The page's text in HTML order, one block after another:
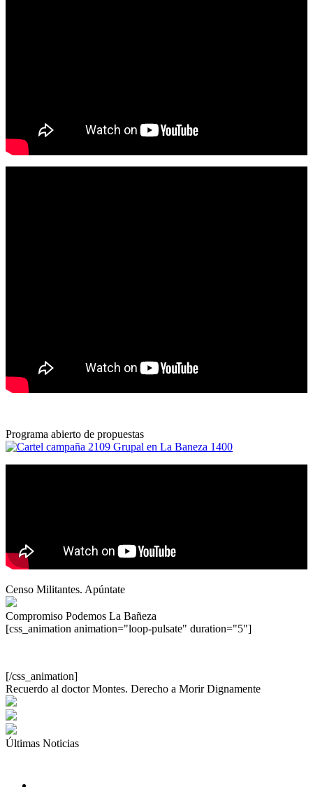
Programa abierto de propuestas
Censo Militantes. Apúntate
Compromiso Podemos La Bañeza
[css_animation animation="loop-pulsate" duration="5"]
[/css_animation]
Recuerdo al doctor Montes. Derecho a Morir Dignamente
Últimas Noticias